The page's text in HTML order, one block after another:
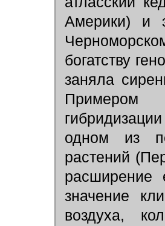
Америки) и
богатству
заняла
Примером
одном из
растений
значение
воздуха,